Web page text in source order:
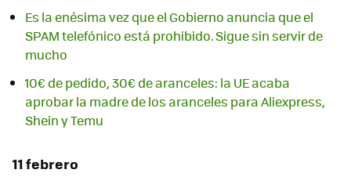
Es la enésima vez que el Gobierno anuncia que el
SPAM telefónico está prohibido. Sigue sin servir de
mucho
10€ de pedido, 30€ de aranceles: la UE acaba
aprobar la madre de los aranceles para Aliexpress,
Shein y Temu
11 febrero